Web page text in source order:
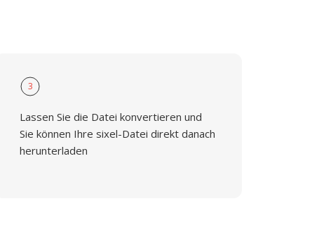
3
Lassen Sie die Datei konvertieren und
Sie können Ihre sixel-Datei direkt danach
herunterladen